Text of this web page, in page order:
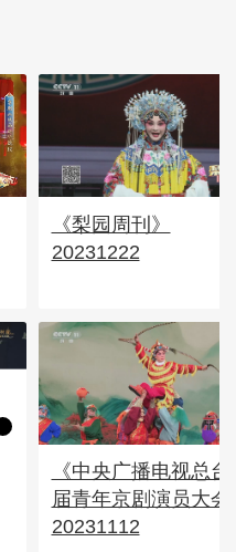
《梨园周刊》
20231222
《中央广播电视总台
届青年京剧演员大会
20231112